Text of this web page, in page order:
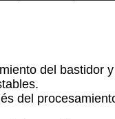
del bastidor
del